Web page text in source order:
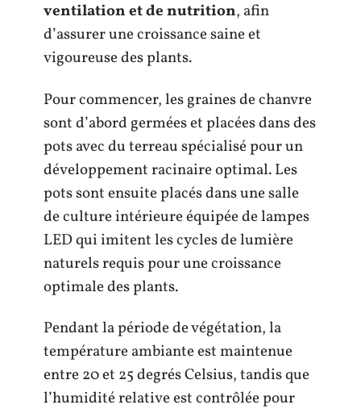
ventilation et de nutrition, afin
d’assurer une croissance saine et
vigoureuse des plants.
Pour commencer, les graines de chanvre
sont d’abord germées et placées dans des
pots avec du terreau spécialisé pour un
développement racinaire optimal. Les
pots sont ensuite placés dans une salle
de culture intérieure équipée de lampes
LED qui imitent les cycles de lumière
naturels requis pour une croissance
optimale des plants.
Pendant la période de végétation, la
température ambiante est maintenue
entre 20 et 25 degrés Celsius, tandis que
l’humidité relative est contrôlée pour